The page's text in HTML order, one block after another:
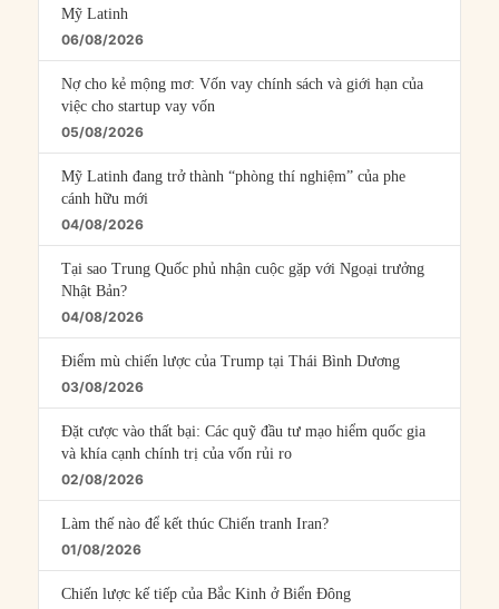
Mỹ Latinh
06/08/2026
Nợ cho kẻ mộng mơ: Vốn vay chính sách và giới hạn của
việc cho startup vay vốn
05/08/2026
Mỹ Latinh đang trở thành “phòng thí nghiệm” của phe
cánh hữu mới
04/08/2026
Tại sao Trung Quốc phủ nhận cuộc gặp với Ngoại trưởng
Nhật Bản?
04/08/2026
Điểm mù chiến lược của Trump tại Thái Bình Dương
03/08/2026
Đặt cược vào thất bại: Các quỹ đầu tư mạo hiểm quốc gia
và khía cạnh chính trị của vốn rủi ro
02/08/2026
Làm thế nào để kết thúc Chiến tranh Iran?
01/08/2026
Chiến lược kế tiếp của Bắc Kinh ở Biển Đông